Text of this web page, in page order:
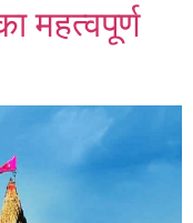
महत्वपूर्ण